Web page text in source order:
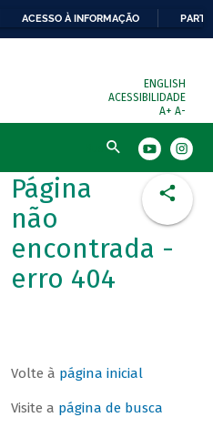
ACESSO À INFORMAÇÃO
ENGLISH
ACESSIBILIDADE
A+ A-
Busca
Página
não
encontrada -
erro 404
Volte à página inicial
Visite a página de busca